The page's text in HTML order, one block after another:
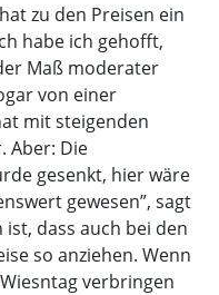
zu den Preisen ein
habe ich gehofft,
Maß moderater
von einer
mit steigenden
Aber: Die
gesenkt, hier wäre
gewesen”, sagt
dass auch bei den
so anziehen. Wenn
verbringen